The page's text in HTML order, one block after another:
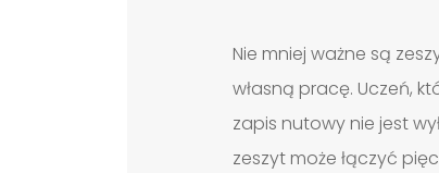
Nie mniej ważne są
własną pracę. Uczeń,
zapis nutowy nie jest
zeszyt może łączyć